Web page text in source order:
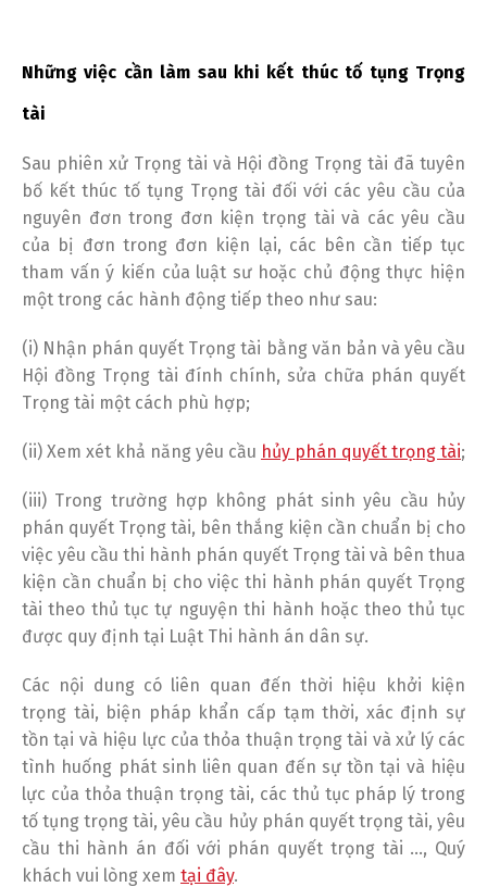
Những việc cần làm sau khi kết thúc tố tụng Trọng
tài
Sau phiên xử Trọng tài và Hội đồng Trọng tài đã tuyên
bố kết thúc tố tụng Trọng tài đối với các yêu cầu của
nguyên đơn trong đơn kiện trọng tài và các yêu cầu
của bị đơn trong đơn kiện lại, các bên cần tiếp tục
tham vấn ý kiến của luật sư hoặc chủ động thực hiện
một trong các hành động tiếp theo như sau:
(i) Nhận phán quyết Trọng tài bằng văn bản và yêu cầu
Hội đồng Trọng tài đính chính, sửa chữa phán quyết
Trọng tài một cách phù hợp;
(ii) Xem xét khả năng yêu cầu hủy phán quyết trọng tài;
(iii) Trong trường hợp không phát sinh yêu cầu hủy
phán quyết Trọng tài, bên thắng kiện cần chuẩn bị cho
việc yêu cầu thi hành phán quyết Trọng tài và bên thua
kiện cần chuẩn bị cho việc thi hành phán quyết Trọng
tài theo thủ tục tự nguyện thi hành hoặc theo thủ tục
được quy định tại Luật Thi hành án dân sự.
Các nội dung có liên quan đến thời hiệu khởi kiện
trọng tài, biện pháp khẩn cấp tạm thời, xác định sự
tồn tại và hiệu lực của thỏa thuận trọng tài và xử lý các
tình huống phát sinh liên quan đến sự tồn tại và hiệu
lực của thỏa thuận trọng tài, các thủ tục pháp lý trong
tố tụng trọng tài, yêu cầu hủy phán quyết trọng tài, yêu
cầu thi hành án đối với phán quyết trọng tài …, Quý
khách vui lòng xem tại đây.